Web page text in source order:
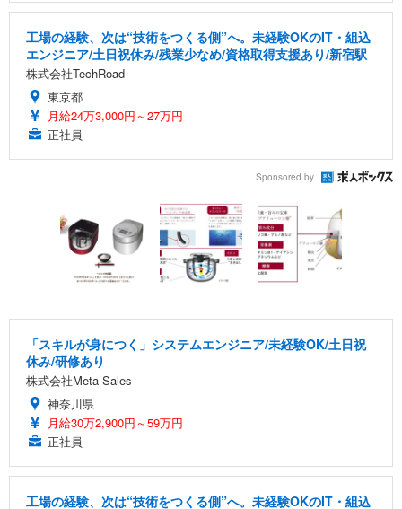
工場の経験、次は“技術をつくる側”へ。未経験OKのIT・組込
エンジニア/土日祝休み/残業少なめ/資格取得支援あり/新宿駅
株式会社TechRoad
東京都
月給24万3,000円～27万円
正社員
Sponsored by
「スキルが身につく」システムエンジニア/未経験OK/土日祝
休み/研修あり
株式会社Meta Sales
神奈川県
月給30万2,900円～59万円
正社員
工場の経験、次は“技術をつくる側”へ。未経験OKのIT・組込